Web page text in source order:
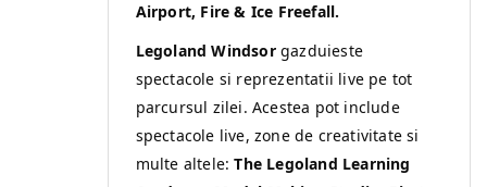
Airport, Fire & Ice Freefall.
Legoland Windsorgazduieste
spectacole si reprezentatii live pe tot
parcursul zilei. Acestea pot include
spectacole live, zone de creativitate si
multe altele:The Legoland Learning